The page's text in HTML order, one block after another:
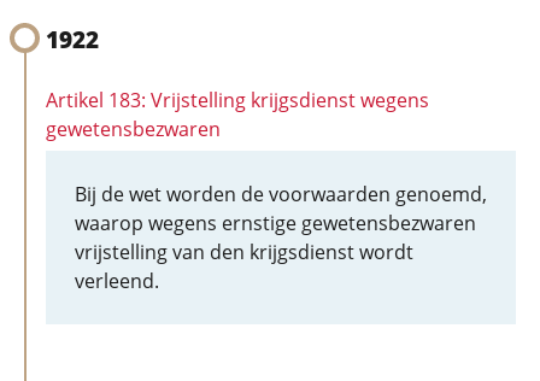
1922
Artikel 183: Vrijstelling krijgsdienst wegens
gewetensbezwaren
Bij de wet worden de voorwaarden genoemd,
waarop wegens ernstige gewetensbezwaren
vrijstelling van den krijgsdienst wordt
verleend.